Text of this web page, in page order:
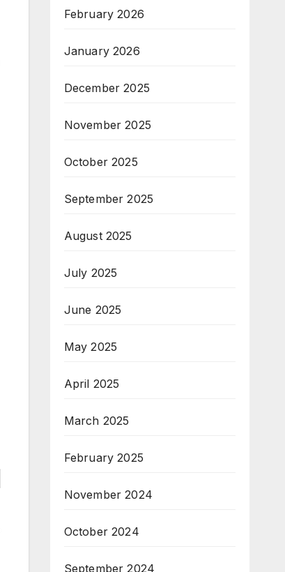
February 2026
January 2026
December 2025
November 2025
October 2025
September 2025
August 2025
July 2025
June 2025
May 2025
April 2025
March 2025
February 2025
November 2024
October 2024
September 2024